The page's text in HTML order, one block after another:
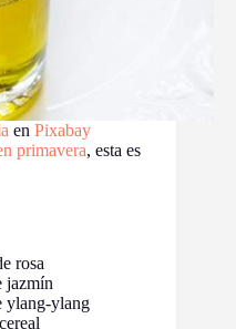
en Pixabay
primavera, esta es
rosa
jazmín
ylang-ylang